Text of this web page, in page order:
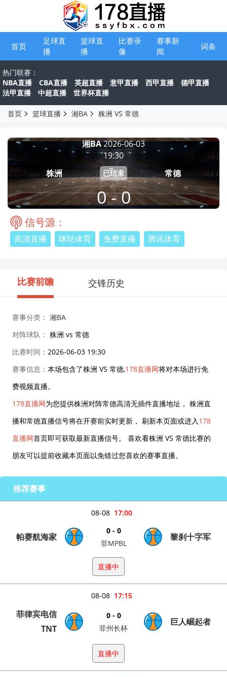
首页
足球直
播
篮球直
播
比赛录
像
赛事新
闻
词条
热门联赛：
NBA直播
CBA直播 英超直播 意甲直播 西甲直播
德甲直播
法甲直播
中超直播 世界杯直播
首页 篮球直播 湘BA 株洲 VS 常德
株洲
湘BA2026-06-03
19:30
已结束
0 - 0
常德
信号源：
高清直播 咪咕体育 免费直播 腾讯体育
比赛前瞻 交锋历史
赛事分类： 湘BA
对阵球队： 株洲 vs 常德
比赛时间： 2026-06-03 19:30
赛事信息： 本场包含了株洲 VS 常德,178直播网将对本场进行免
费视频直播。
178直播网为您提供株洲对阵常德高清无插件直播地址， 株洲直
播和常德直播信号将在开赛前实时更新， 刷新本页面或进入178
直播网首页即可获取最新直播信号。 喜欢看株洲 VS 常德比赛的
朋友可以提前收藏本页面以免错过您喜欢的赛事直播。
推荐赛事
17:00
08-08
帕赛航海家
0 - 0
菲MPBL
黎刹十字军
直播中
17:15
08-08
菲律宾电信
TNT
0 - 0
菲州长杯
巨人崛起者
直播中